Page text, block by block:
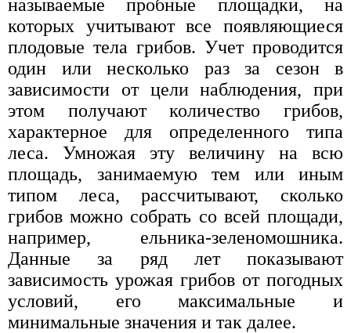
называемые пробные площадки, на
которых учитывают все появляющиеся
плодовые тела грибов. Учет проводится
один или несколько раз за сезон в
зависимости от цели наблюдения, при
этом получают количество грибов,
характерное для определенного типа
леса. Умножая эту величину на всю
площадь, занимаемую тем или иным
типом леса, рассчитывают, сколько
грибов можно собрать со всей площади,
например, ельника-зеленомошника.
Данные за ряд лет показывают
зависимость урожая грибов от погодных
условий, его максимальные и
минимальные значения и так далее.